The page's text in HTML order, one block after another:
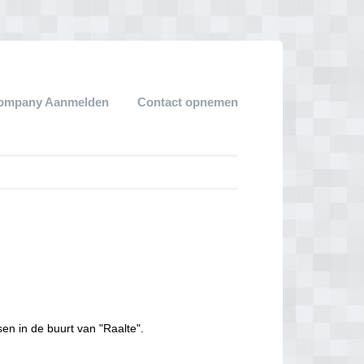
Aanmelden Contact opnemen
in de buurt van "Raalte".